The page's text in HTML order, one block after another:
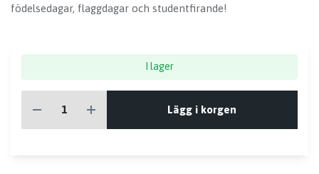
födelsedagar, flaggdagar och studentfirande!
I lager
Lägg i korgen